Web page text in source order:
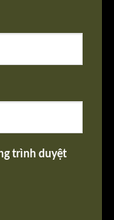
trình duyệt